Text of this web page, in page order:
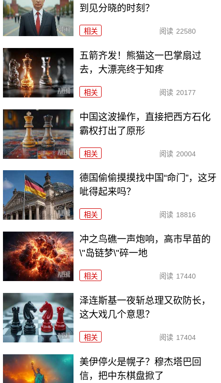
到见分晓的时刻？
相关 阅读 22580
五箭齐发！熊猫这一巴掌扇过
去，大漂亮终于知疼
相关 阅读 20177
中国这波操作，直接把西方石化
霸权打出了原形
相关 阅读 20004
德国偷偷摸摸找中国“命门”，这牙
呲得起来吗？
相关 阅读 18816
冲之鸟礁一声炮响，高市早苗的
\"岛链梦\"碎一地
相关 阅读 17440
泽连斯基一夜斩总理又砍防长，
这大戏几个意思？
相关 阅读 17404
美伊停火是幌子？穆杰塔巴回
信，把中东棋盘掀了